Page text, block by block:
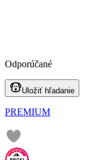
Odporúčané
Uložiť hľadanie
PREMIUM